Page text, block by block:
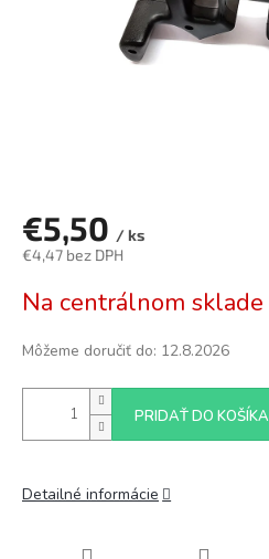
€5,50 / ks
€4,47 bez DPH
cena:
Na centrálnom sklade
Môžeme doručiť do: 12.8.2026
PRIDAŤ DO KOŠÍKA
Detailné informácie